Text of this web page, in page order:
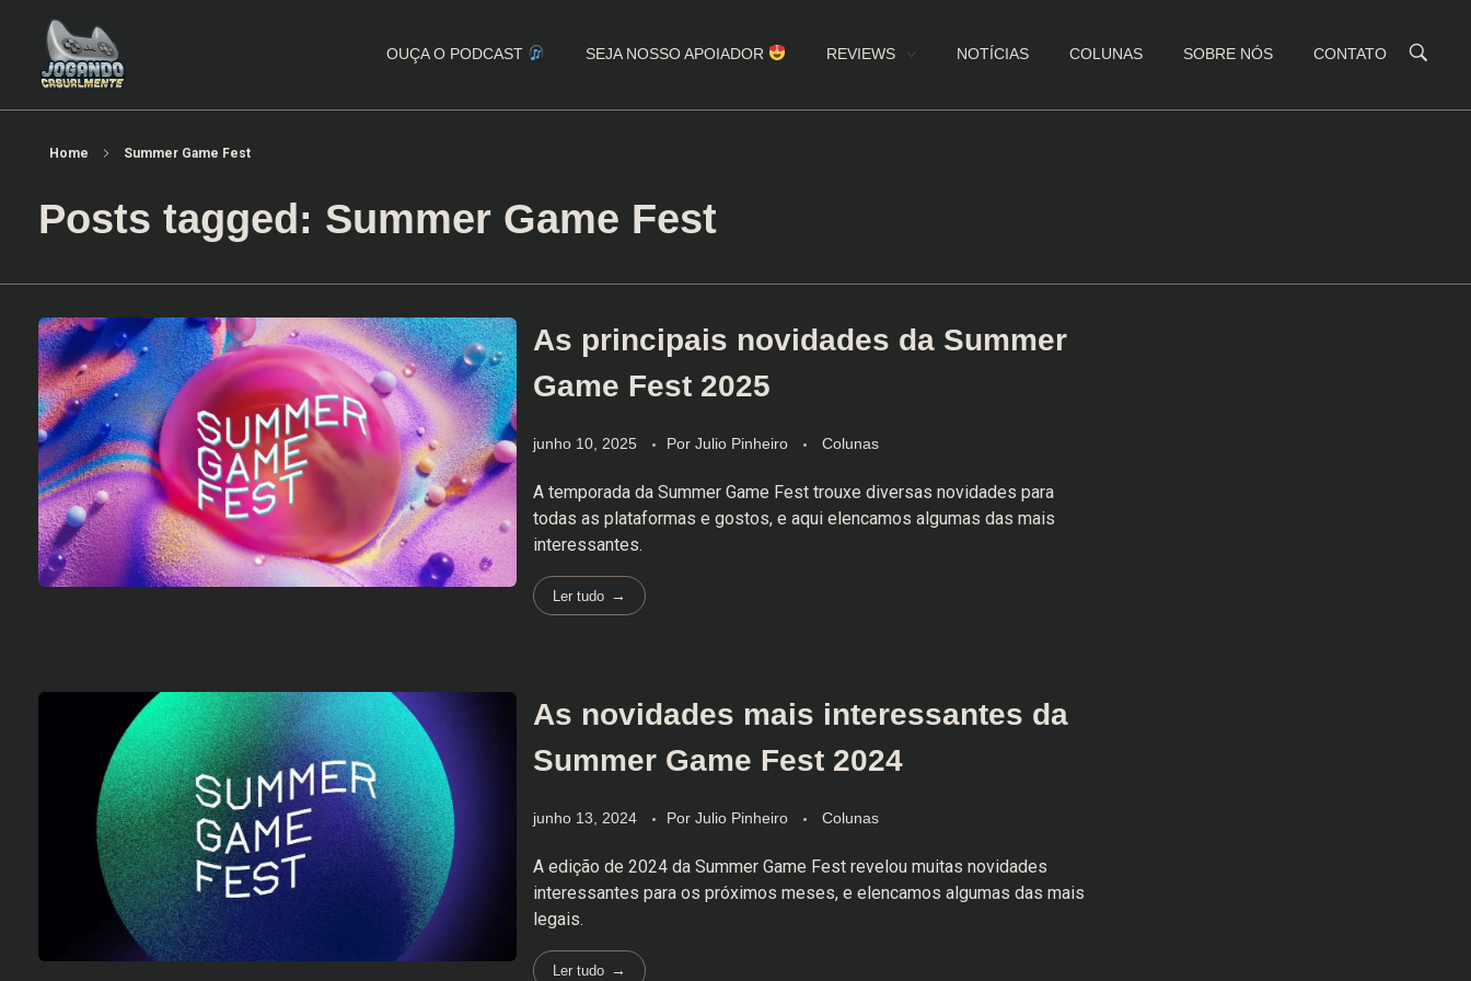
OUÇA O PODCAST SEJA NOSSO APOIADOR REVIEWS NOTÍCIAS COLUNAS SOBRE NÓS CONTATO
Home Summer Game Fest
Posts tagged: Summer Game Fest
As principais novidades da Summer
Game Fest 2025
junho 10, 2025 Por Julio Pinheiro Colunas
A temporada da Summer Game Fest trouxe diversas novidades para
todas as plataformas e gostos, e aqui elencamos algumas das mais
interessantes.
Ler tudo
As novidades mais interessantes da
Summer Game Fest 2024
junho 13, 2024 Por Julio Pinheiro Colunas
A edição de 2024 da Summer Game Fest revelou muitas novidades
interessantes para os próximos meses, e elencamos algumas das mais
legais.
Ler tudo